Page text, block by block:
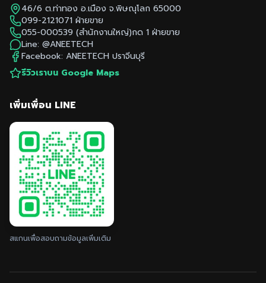
46/6 ต.ท่าทอง อ.เมือง จ.พิษณุโลก 65000
099-2121071 ฝ่ายขาย
055-000539 (สำนักงานใหญ่)กด 1 ฝ่ายขาย
Line: @ANEETECH
Facebook: ANEETECH ปราจีนบุรี
รีวิวเราบน Google Maps
เพิ่มเพื่อน LINE
สแกนเพื่อสอบถามข้อมูลเพิ่มเติม